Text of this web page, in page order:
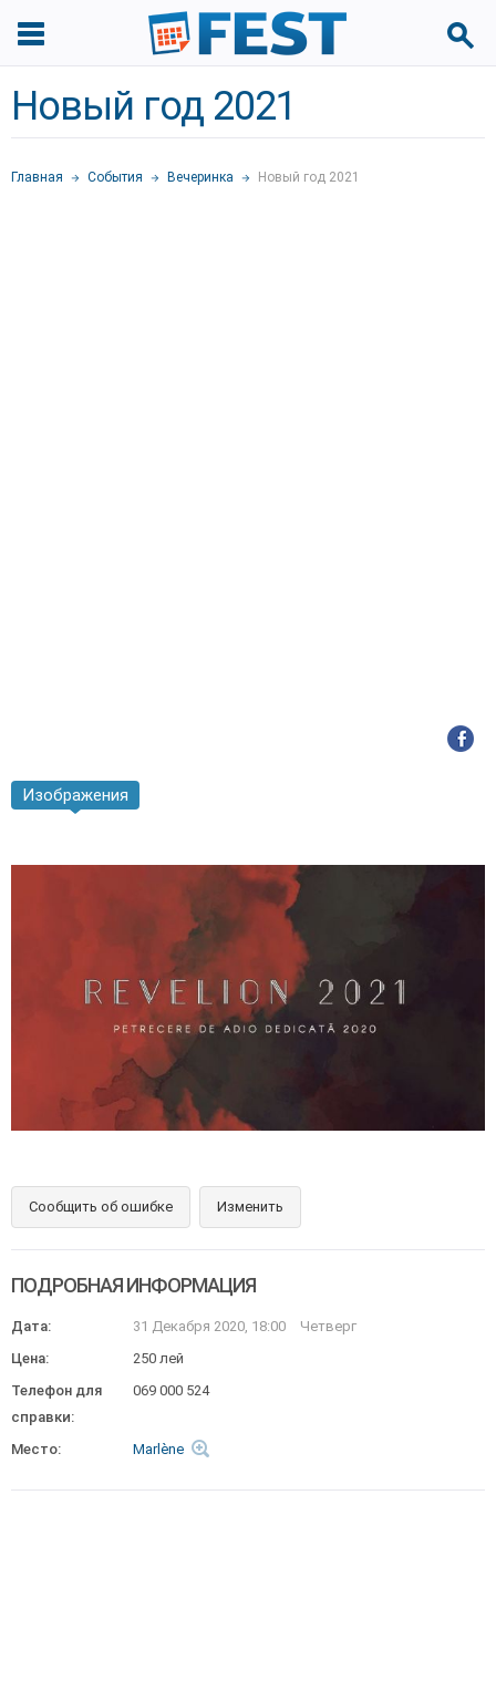
Новый год 2021
Главная События Вечеринка Новый год 2021
Изображения
Сообщить об ошибке Изменить
ПОДРОБНАЯ ИНФОРМАЦИЯ
Дата: 31 Декабря 2020, 18:00
Четверг
Цена:
250 лей
Телефон для
справки:
069 000 524
Место: Marlène